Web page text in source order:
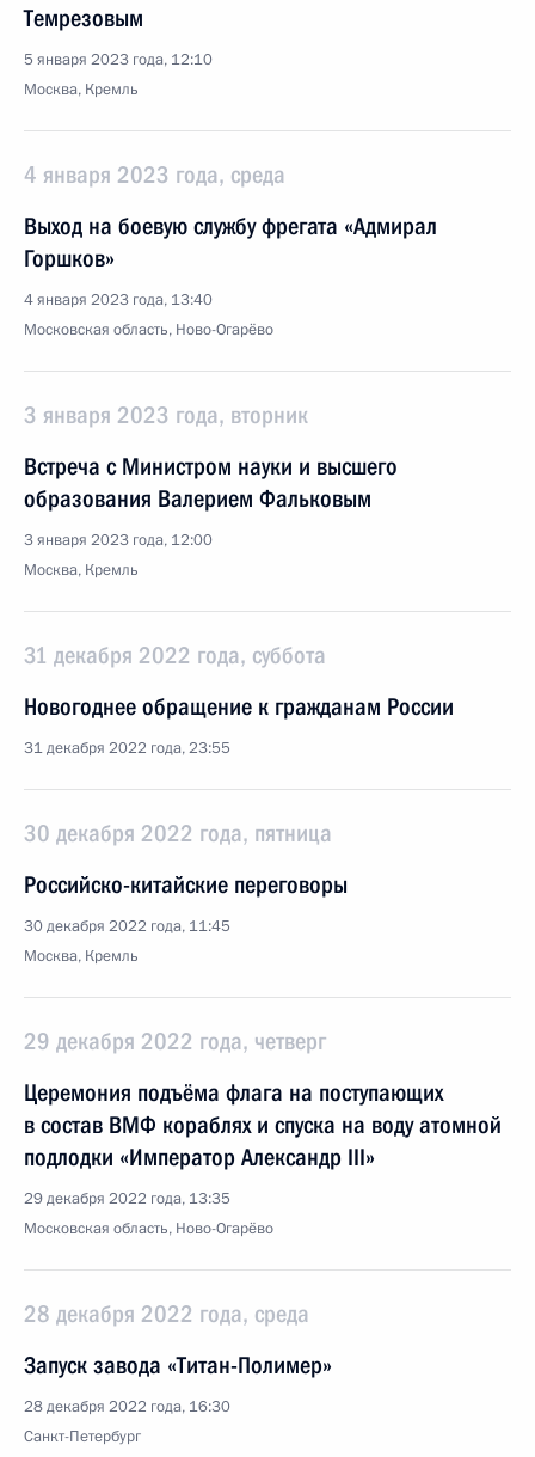
Темрезовым
5 января 2023 года, 12:10
Москва, Кремль
4 января 2023 года, среда
Выход на боевую службу фрегата «Адмирал
Горшков»
4 января 2023 года, 13:40
Московская область, Ново-Огарёво
3 января 2023 года, вторник
Встреча с Министром науки и высшего
образования Валерием Фальковым
3 января 2023 года, 12:00
Москва, Кремль
31 декабря 2022 года, суббота
Новогоднее обращение к гражданам России
31 декабря 2022 года, 23:55
30 декабря 2022 года, пятница
Российско-китайские переговоры
30 декабря 2022 года, 11:45
Москва, Кремль
29 декабря 2022 года, четверг
Церемония подъёма флага на поступающих
в состав ВМФ кораблях и спуска на воду атомной
подлодки «Император Александр III»
29 декабря 2022 года, 13:35
Московская область, Ново-Огарёво
28 декабря 2022 года, среда
Запуск завода «Титан-Полимер»
28 декабря 2022 года, 16:30
Санкт-Петербург